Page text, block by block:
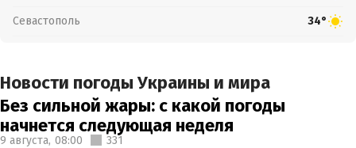
Севастополь 34°
Новости погоды Украины и мира
Без сильной жары: с какой погоды
начнется следующая неделя
9 августа, 08:00 331